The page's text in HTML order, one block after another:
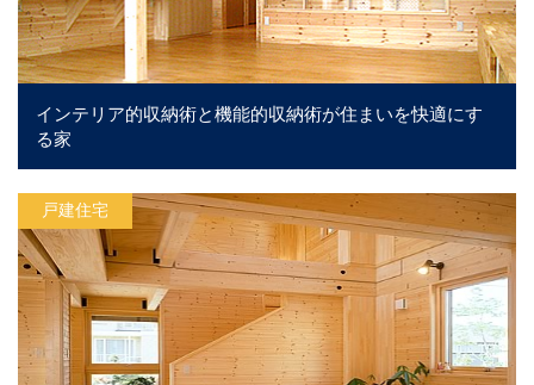
インテリア的収納術と機能的収納術が住まいを快適にす
る家
戸建住宅